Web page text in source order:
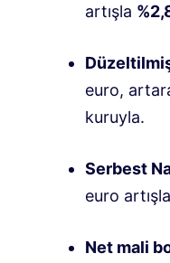
artışla
euro,
kuruyla.
Serbest
euro artışla
Net mali